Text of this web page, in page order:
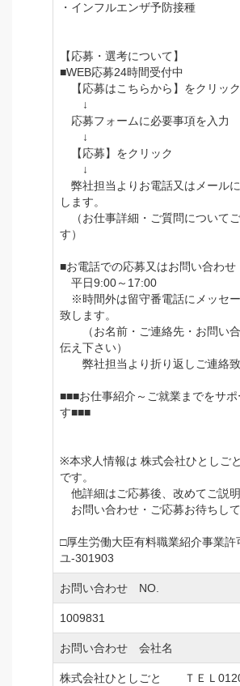
・インフルエンザ予防接種
【応募・選考について】
■WEB応募24時間受付中
【応募はこちらから】をクリック
↓
応募フォームに必要事項を入力
↓
【応募】をクリック
↓
弊社担当よりお電話又はメール
します。
（お仕事詳細・ご質問について
す）
■お電話での応募又はお問い合わせ
平日9:00～17:00
※時間外は留守番電話にメッセ
致します。
（お名前・ご連絡先・お問い合
伝え下さい）
弊社担当より折り返しご連絡致
■■■お仕事紹介～ご就業までをサポ
す■■■
※本求人情報は 株式会社ひとしご
です。
他詳細はご応募後、改めてご説明
お問い合わせ・ご応募お待ちして
□厚生労働大臣有料職業紹介事業
ユ-301903
お問い合わせ NO.
1009831
お問い合わせ 会社名
株式会社ひとしごと ＴＥＬ